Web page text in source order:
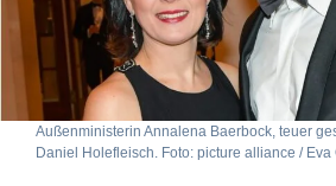
Außenministerin Annalena Baerbock, teuer
Daniel Holefleisch. Foto: picture alliance / Eva